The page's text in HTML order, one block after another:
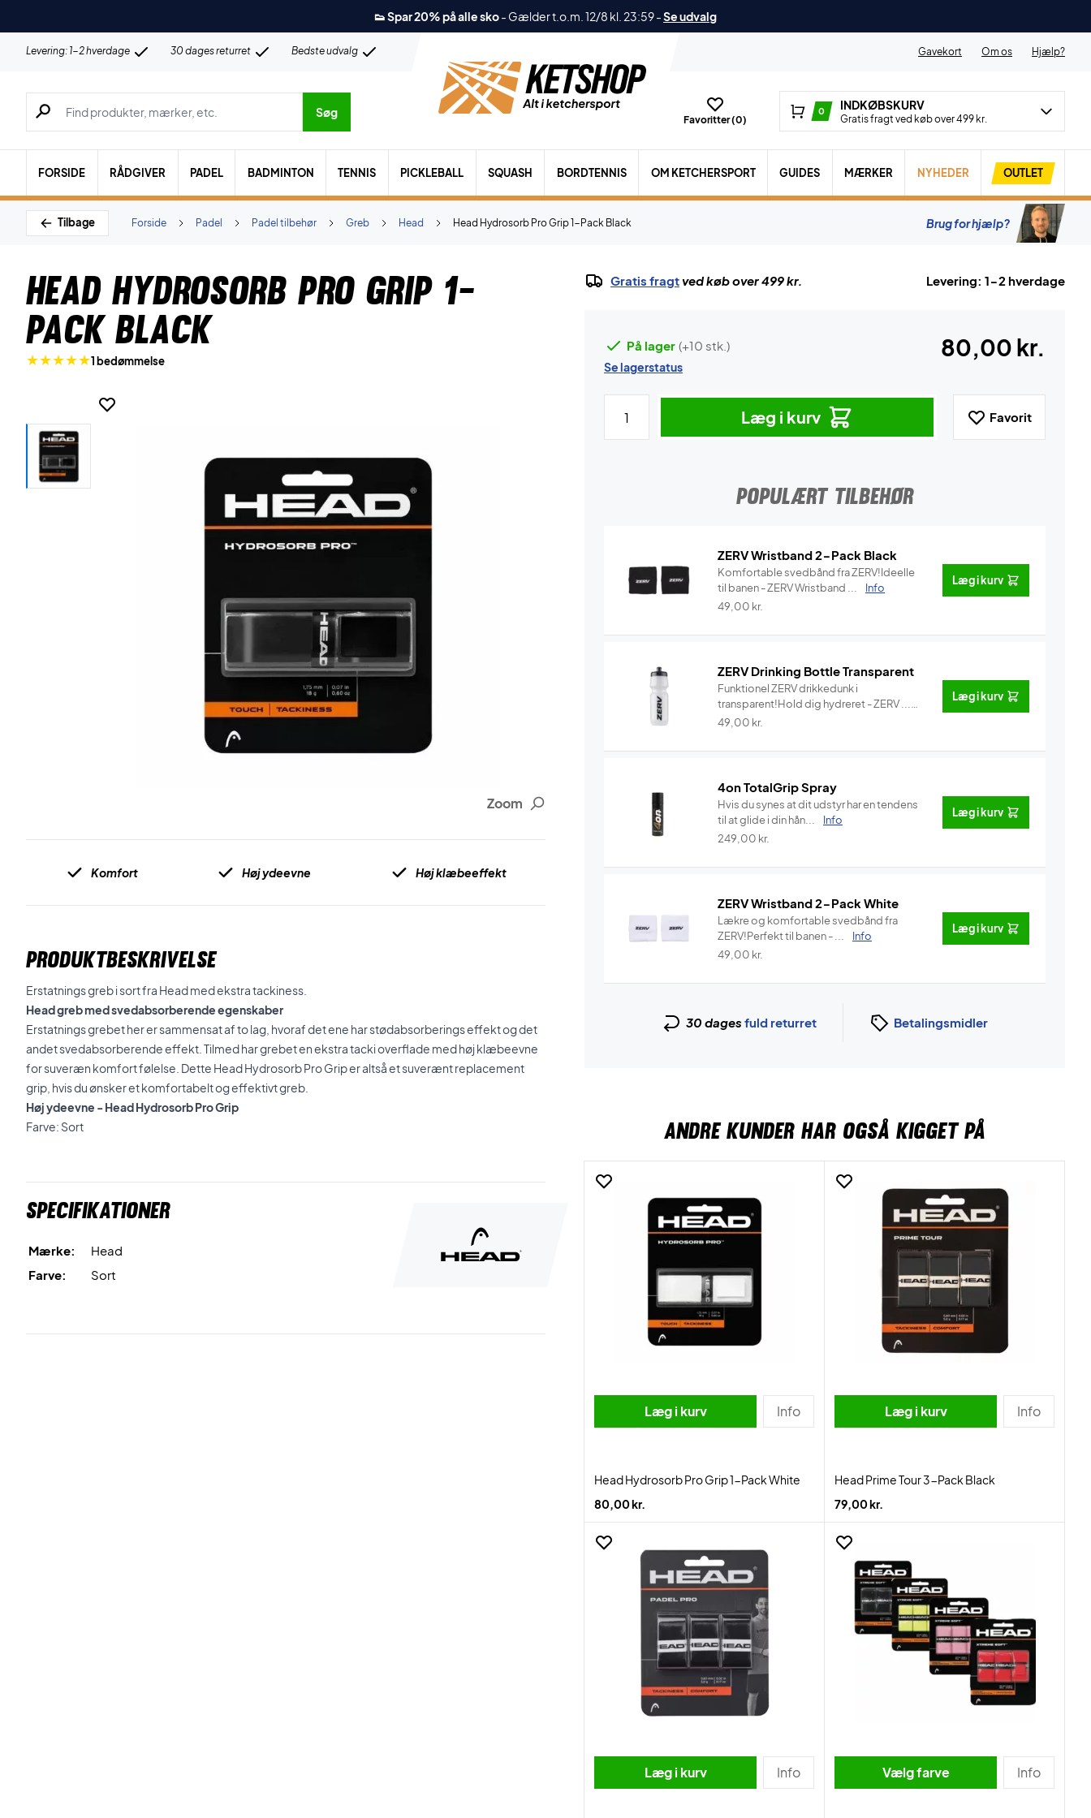
👟 Spar 20% på alle sko- Gælder t.o.m. 12/8 kl. 23:59-Se udvalg
Levering: 1-2 hverdage 30 dages returret Bedste udvalg Gavekort Om os Hjælp?
Søg efter produkter, mærker etc.
Søg
Favoritter (0)
0 INDKØBSKURV
Gratis fragt ved køb over 499 kr.
FORSIDE RÅDGIVER PADEL BADMINTON TENNIS PICKLEBALL SQUASH BORDTENNIS OM KETCHERSPORT GUIDES MÆRKER NYHEDER OUTLET
Tilbage Head Hydrosorb Pro Grip 1-Pack Black
Head
Greb
Padel tilbehør
Padel
Forside Brug for hjælp?
Head Hydrosorb Pro Grip 1-
Pack Black
1 bedømmelse
Zoom
Komfort Høj ydeevne Høj klæbeeffekt
PRODUKTBESKRIVELSE
Erstatnings greb i sort fra Head med ekstra tackiness.
Head greb med svedabsorberende egenskaber
Erstatnings grebet her er sammensat af to lag, hvoraf det ene har stødabsorberings effekt og det
andet svedabsorberende effekt. Tilmed har grebet en ekstra tacki overflade med høj klæbeevne
for suveræn komfort følelse. Dette Head Hydrosorb Pro Grip er altså et suverænt replacement
grip, hvis du ønsker et komfortabelt og effektivt greb.
Høj ydeevne - Head Hydrosorb Pro Grip
Farve: Sort
Specifikationer
Mærke:
Head
Farve:
Sort
Gratis fragtved køb over 499 kr. Levering: 1-2 hverdage
På lager (+10 stk.)
Se lagerstatus
80,00 kr.
Læg i kurv Favorit
POPULÆRT TILBEHØR
ZERV Wristband 2-Pack Black
Komfortable svedbånd fra ZERV!Ideelle
til banen - ZERV Wristband ...
Info
49,00 kr.
Læg i kurv
ZERV Drinking Bottle Transparent
Funktionel ZERV drikkedunk i
transparent!Hold dig hydreret - ZERV ...
Info
49,00 kr.
Læg i kurv
4on TotalGrip Spray
Hvis du synes at dit udstyr har en tendens
til at glide i din hån...
Info
249,00 kr.
Læg i kurv
ZERV Wristband 2-Pack White
Lækre og komfortable svedbånd fra
ZERV!Perfekt til banen - ...
Info
49,00 kr.
Læg i kurv
30 dages fuld returret Betalingsmidler
ANDRE KUNDER HAR OGSÅ KIGGET PÅ
Læg i kurv Info
Head Hydrosorb Pro Grip 1-Pack White
80,00 kr.
Læg i kurv Info
Head Prime Tour 3-Pack Black
79,00 kr.
Læg i kurv Info Vælg farve Info